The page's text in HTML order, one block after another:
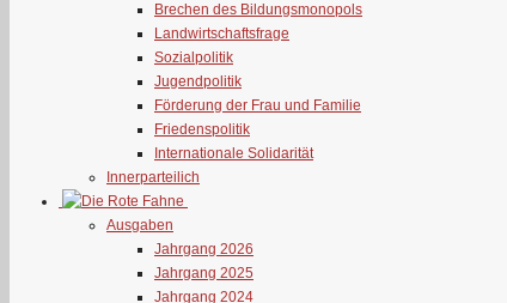
Brechen des Bildungsmonopols
Landwirtschaftsfrage
Sozialpolitik
Jugendpolitik
Förderung der Frau und Familie
Friedenspolitik
Internationale Solidarität
Innerparteilich
Ausgaben
Jahrgang 2026
Jahrgang 2025
Jahrgang 2024